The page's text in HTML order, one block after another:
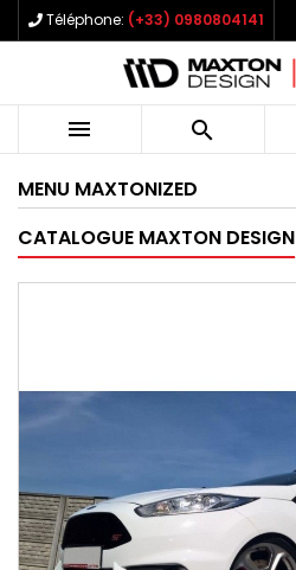
Téléphone: (+33) 0980804141
 
MENU MAXTONIZED
CATALOGUE MAXTON DESIGN